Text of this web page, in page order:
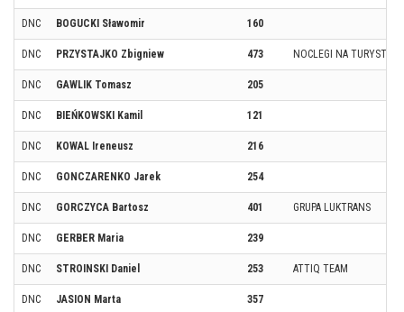
DNC BOGUCKI Sławomir 160
DNC PRZYSTAJKO Zbigniew 473 NOCLEGI NA
DNC GAWLIK Tomasz 205
DNC BIEŃKOWSKI Kamil 121
DNC KOWAL Ireneusz 216
DNC GONCZARENKO Jarek 254
DNC GORCZYCA Bartosz 401 GRUPA LUKTRANS
DNC GERBER Maria 239
DNC STROINSKI Daniel 253 ATTIQ TEAM
DNC JASION Marta 357